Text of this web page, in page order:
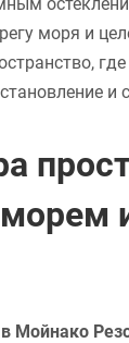
моря и
и
Мойнако